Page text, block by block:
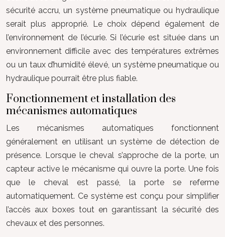
sécurité accru, un système pneumatique ou hydraulique
serait plus approprié. Le choix dépend également de
l’environnement de l’écurie. Si l’écurie est située dans un
environnement difficile avec des températures extrêmes
ou un taux d’humidité élevé, un système pneumatique ou
hydraulique pourrait être plus fiable.
Fonctionnement et installation des
mécanismes automatiques
Les mécanismes automatiques fonctionnent
généralement en utilisant un système de détection de
présence. Lorsque le cheval s’approche de la porte, un
capteur active le mécanisme qui ouvre la porte. Une fois
que le cheval est passé, la porte se referme
automatiquement. Ce système est conçu pour simplifier
l’accès aux boxes tout en garantissant la sécurité des
chevaux et des personnes.